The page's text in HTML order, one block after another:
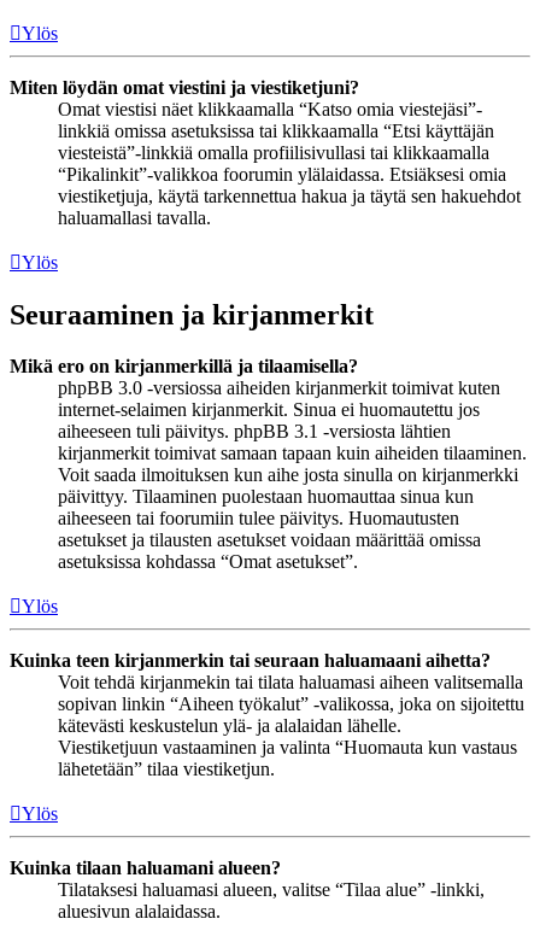
Ylös
Miten löydän omat viestini ja viestiketjuni?
Omat viestisi näet klikkaamalla “Katso omia viestejäsi”-
linkkiä omissa asetuksissa tai klikkaamalla “Etsi käyttäjän
viesteistä”-linkkiä omalla profiilisivullasi tai klikkaamalla
“Pikalinkit”-valikkoa foorumin ylälaidassa. Etsiäksesi omia
viestiketjuja, käytä tarkennettua hakua ja täytä sen hakuehdot
haluamallasi tavalla.
Ylös
Seuraaminen ja kirjanmerkit
Mikä ero on kirjanmerkillä ja tilaamisella?
phpBB 3.0 -versiossa aiheiden kirjanmerkit toimivat kuten
internet-selaimen kirjanmerkit. Sinua ei huomautettu jos
aiheeseen tuli päivitys. phpBB 3.1 -versiosta lähtien
kirjanmerkit toimivat samaan tapaan kuin aiheiden tilaaminen.
Voit saada ilmoituksen kun aihe josta sinulla on kirjanmerkki
päivittyy. Tilaaminen puolestaan huomauttaa sinua kun
aiheeseen tai foorumiin tulee päivitys. Huomautusten
asetukset ja tilausten asetukset voidaan määrittää omissa
asetuksissa kohdassa “Omat asetukset”.
Ylös
Kuinka teen kirjanmerkin tai seuraan haluamaani aihetta?
Voit tehdä kirjanmekin tai tilata haluamasi aiheen valitsemalla
sopivan linkin “Aiheen työkalut” -valikossa, joka on sijoitettu
kätevästi keskustelun ylä- ja alalaidan lähelle.
Viestiketjuun vastaaminen ja valinta “Huomauta kun vastaus
lähetetään” tilaa viestiketjun.
Ylös
Kuinka tilaan haluamani alueen?
Tilataksesi haluamasi alueen, valitse “Tilaa alue” -linkki,
aluesivun alalaidassa.